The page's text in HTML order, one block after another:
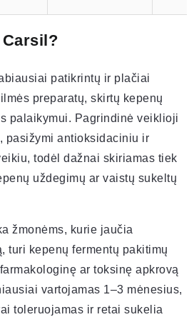
patikrintų ir plačiai
preparatų, skirtų kepenų
palaikymui. Pagrindinė veiklioji
pasižymi antioksidaciniu ir
todėl dažnai skiriamas tiek
uždegimų ar vaistų sukeltų
žmonėms, kurie jaučia
turi kepenų fermentų pakitimų
ar toksinę apkrovą
vartojamas 1–3 mėnesius,
toleruojamas ir retai sukelia